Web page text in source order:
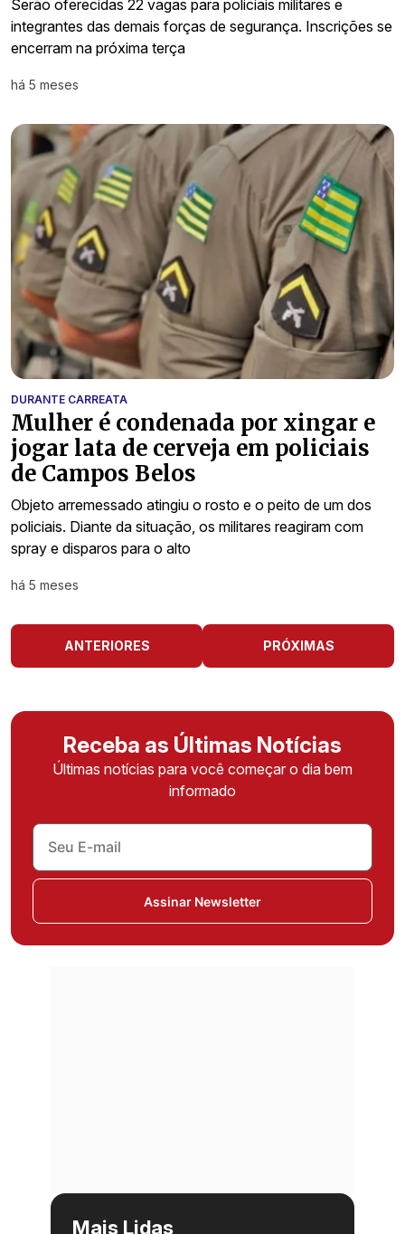
Serão oferecidas 22 vagas para policiais militares e
integrantes das demais forças de segurança. Inscrições se
encerram na próxima terça
há 5 meses
DURANTE CARREATA
Mulher é condenada por xingar e
jogar lata de cerveja em policiais
de Campos Belos
Objeto arremessado atingiu o rosto e o peito de um dos
policiais. Diante da situação, os militares reagiram com
spray e disparos para o alto
há 5 meses
ANTERIORES PRÓXIMAS
Receba as Últimas Notícias
Últimas notícias para você começar o dia bem
informado
Assinar Newsletter
Mais Lidas